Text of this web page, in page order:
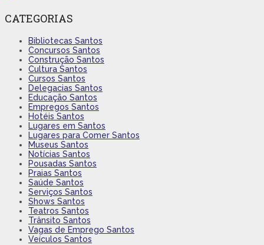
CATEGORIAS
Bibliotecas Santos
Concursos Santos
Construção Santos
Cultura Santos
Cursos Santos
Delegacias Santos
Educação Santos
Empregos Santos
Hotéis Santos
Lugares em Santos
Lugares para Comer Santos
Museus Santos
Notícias Santos
Pousadas Santos
Praias Santos
Saúde Santos
Serviços Santos
Shows Santos
Teatros Santos
Trânsito Santos
Vagas de Emprego Santos
Veículos Santos